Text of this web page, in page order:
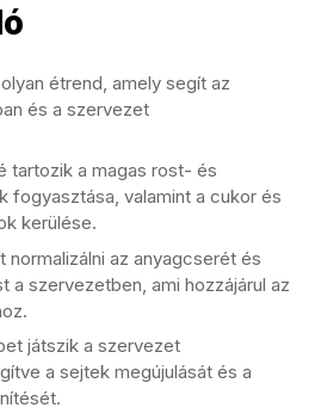
étrend, amely segít az
és a szervezet
tartozik a magas rost- és
fogyasztása, valamint a cukor és
kerülése.
normalizálni az anyagcserét és
a szervezetben, ami hozzájárul az
játszik a szervezet
a sejtek megújulását és a